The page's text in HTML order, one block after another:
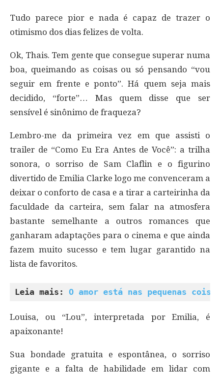
Tudo parece pior e nada é capaz de trazer o
otimismo dos dias felizes de volta.
Ok, Thais. Tem gente que consegue superar numa
boa, queimando as coisas ou só pensando “vou
seguir em frente e ponto”. Há quem seja mais
decidido, “forte”… Mas quem disse que ser
sensível é sinônimo de fraqueza?
Lembro-me da primeira vez em que assisti o
trailer de “Como Eu Era Antes de Você”: a trilha
sonora, o sorriso de Sam Claflin e o figurino
divertido de Emilia Clarke logo me convenceram a
deixar o conforto de casa e a tirar a carteirinha da
faculdade da carteira, sem falar na atmosfera
bastante semelhante a outros romances que
ganharam adaptações para o cinema e que ainda
fazem muito sucesso e tem lugar garantido na
lista de favoritos.
Leia mais: O amor está nas pequenas
Louisa, ou “Lou”, interpretada por Emilia, é
apaixonante!
Sua bondade gratuita e espontânea, o sorriso
gigante e a falta de habilidade em lidar com